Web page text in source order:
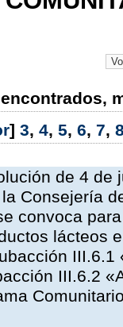
] 3, 4, 5, 6, 7,
de 4
Consejería
convoca
lácteos
III.6.2